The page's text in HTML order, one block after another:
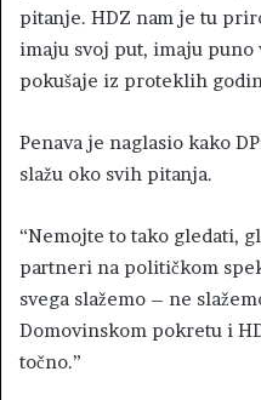
pitanje. HDZ nam je tu
imaju svoj put, imaju puno
pokušaje iz proteklih
Penava je naglasio kako
slažu oko svih pitanja.
“Nemojte to tako gledati,
partneri na političkom
svega slažemo – ne
Domovinskom pokretu i
točno.”